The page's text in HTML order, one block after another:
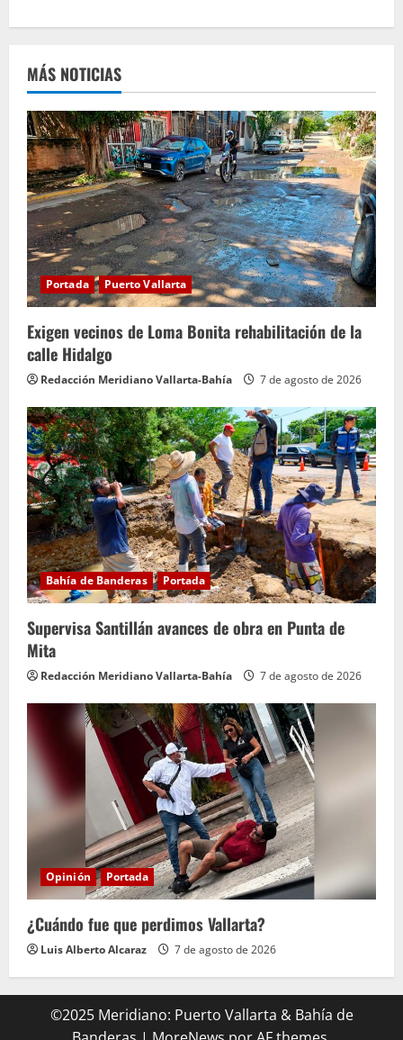
l
e
y
e
n
d
o
MÁS NOTICIAS
Portada Puerto Vallarta
Exigen vecinos de Loma Bonita rehabilitación de la
calle Hidalgo
Redacción Meridiano Vallarta-Bahía 7 de agosto de 2026
Bahía de Banderas Portada
Supervisa Santillán avances de obra en Punta de
Mita
Redacción Meridiano Vallarta-Bahía 7 de agosto de 2026
Opinión Portada
¿Cuándo fue que perdimos Vallarta?
Luis Alberto Alcaraz 7 de agosto de 2026
©2025 Meridiano: Puerto Vallarta & Bahía de